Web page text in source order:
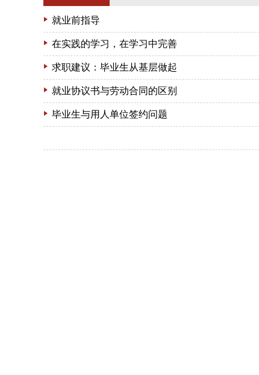
就业前指导
在实践的学习，在学习中完善
求职建议：毕业生从基层做起
就业协议书与劳动合同的区别
毕业生与用人单位签约问题